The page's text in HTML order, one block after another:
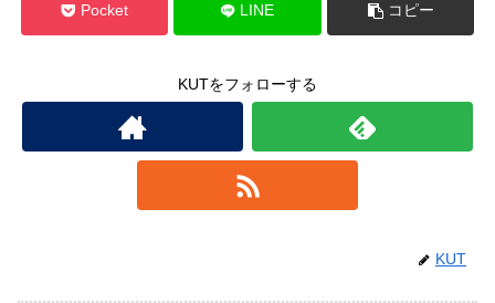
Pocket LINE コピー
KUTをフォローする
KUT